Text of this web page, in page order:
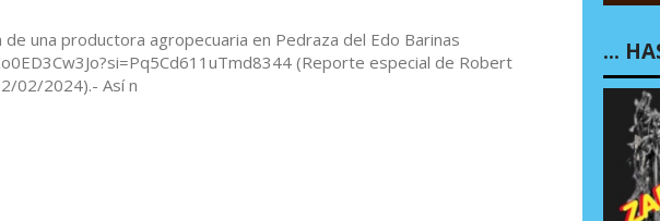
de una productora agropecuaria en Pedraza del Edo Barinas
(Reporte especial de Robert
02/2024).- Así n
…